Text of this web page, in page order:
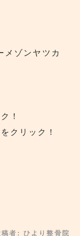
メゾンヤツカ
！
クリック！
稿者: ひより整骨院